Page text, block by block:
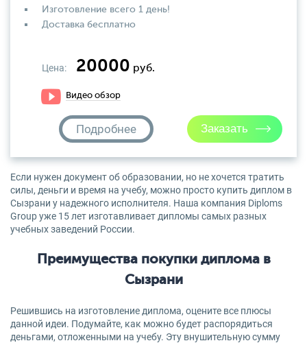
Изготовление всего 1 день!
Доставка бесплатно
Цена: 20000 руб.
Видео обзор
Подробнее
Если нужен документ об образовании, но не хочется тратить
силы, деньги и время на учебу, можно просто купить диплом в
Сызрани у надежного исполнителя. Наша компания Diploms
Group уже 15 лет изготавливает дипломы самых разных
учебных заведений России.
Преимущества покупки диплома в
Сызрани
Решившись на изготовление диплома, оцените все плюсы
данной идеи. Подумайте, как можно будет распорядиться
деньгами, отложенными на учебу. Эту внушительную сумму